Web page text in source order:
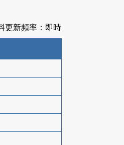
更新頻率：即時